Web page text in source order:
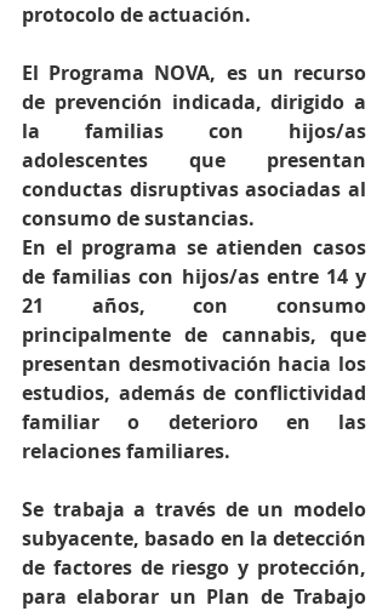
protocolo de actuación.
El Programa NOVA, es un recurso
de prevención indicada, dirigido a
la familias con hijos/as
adolescentes que presentan
conductas disruptivas asociadas al
consumo de sustancias.
En el programa se atienden casos
de familias con hijos/as entre 14 y
21 años, con consumo
principalmente de cannabis, que
presentan desmotivación hacia los
estudios, además de conflictividad
familiar o deterioro en las
relaciones familiares.
Se trabaja a través de un modelo
subyacente, basado en la detección
de factores de riesgo y protección,
para elaborar un Plan de Trabajo